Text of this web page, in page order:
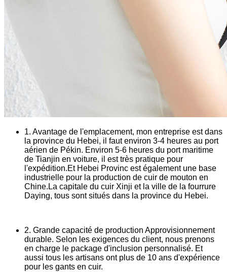
1. Avantage de l'emplacement, mon entreprise est dans
la province du Hebei, il faut environ 3-4 heures au port
aérien de Pékin. Environ 5-6 heures du port maritime
de Tianjin en voiture, il est très pratique pour
l'expédition.Et Hebei Provinc est également une base
industrielle pour la production de cuir de mouton en
Chine.La capitale du cuir Xinji et la ville de la fourrure
Daying, tous sont situés dans la province du Hebei.
2. Grande capacité de production Approvisionnement
durable. Selon les exigences du client, nous prenons
en charge le package d'inclusion personnalisé. Et
aussi tous les artisans ont plus de 10 ans d'expérience
pour les gants en cuir.